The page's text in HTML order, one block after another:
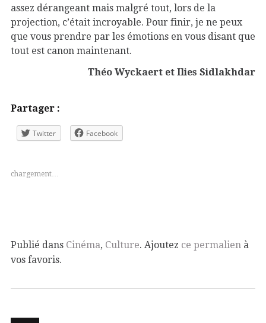
assez dérangeant mais malgré tout, lors de la
projection, c’était incroyable. Pour finir, je ne peux
que vous prendre par les émotions en vous disant que
tout est canon maintenant.
Théo Wyckaert et Ilies Sidlakhdar
Partager :
Twitter Facebook
chargement…
Publié dans Cinéma, Culture. Ajoutez ce permalien à
vos favoris.